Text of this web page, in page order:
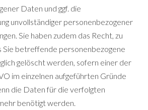
Daten und ggf. die
unvollständiger personenbezogener
Sie haben zudem das Recht, zu
Sie betreffende personenbezogene
gelöscht werden, sofern einer der
im einzelnen aufgeführten Gründe
die Daten für die verfolgten
benötigt werden.